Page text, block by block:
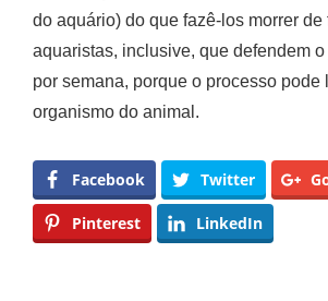
do aquário) do que fazê-los morrer de
aquaristas, inclusive, que defendem
por semana, porque o processo pode
organismo do animal.
Facebook Twitter
Pinterest LinkedIn